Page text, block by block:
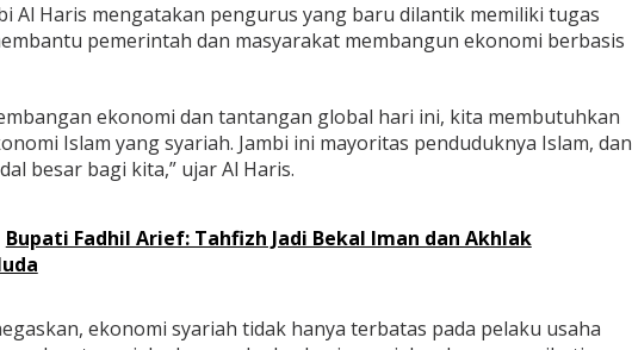
Al Haris mengatakan pengurus yang baru dilantik memiliki tugas
pemerintah dan masyarakat membangun ekonomi berbasis
ekonomi dan tantangan global hari ini, kita membutuhkan
Islam yang syariah. Jambi ini mayoritas penduduknya Islam, dan
besar bagi kita,” ujar Al Haris.
Bupati Fadhil Arief: Tahfizh Jadi Bekal Iman dan Akhlak
ekonomi syariah tidak hanya terbatas pada pelaku usaha